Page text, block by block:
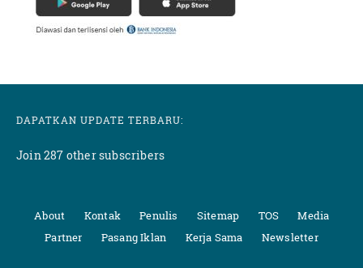
DAPATKAN UPDATE TERBARU:
Join 287 other subscribers
About Kontak Penulis Sitemap TOS
Media
Partner
Pasang Iklan Kerja Sama Newsletter